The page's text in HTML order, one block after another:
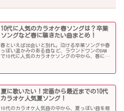
10代に人気のカラオケ春ソングは？卒業
ソングなど春に聴きたい曲まとめ！
春といえば出会いと別れ。泣ける卒業ソングや春
っぽい温かみのある曲など、ラウンドワンのDAM
で10代に人気のカラオケソングの中から、春に聴
夏に歌いたい！定番から最近までの10代
カラオケ人気夏ソング！
10代のカラオケ人気曲の中から、夏っぽい曲を厳